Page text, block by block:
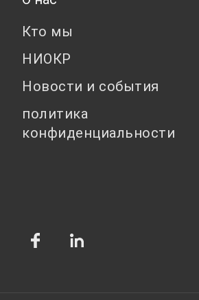
Кто мы
НИОКР
Новости и события
политика
конфиденциальности